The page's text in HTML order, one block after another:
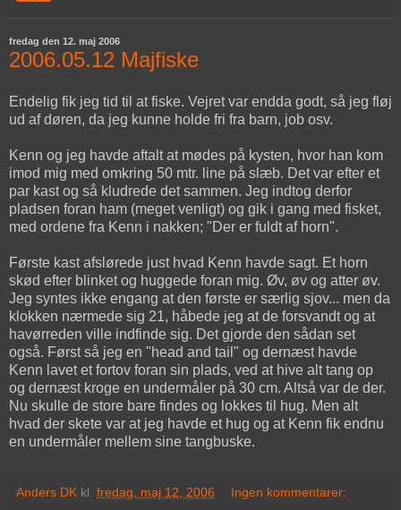
fredag den 12. maj 2006
2006.05.12 Majfiske
Endelig fik jeg tid til at fiske. Vejret var endda godt, så jeg fløj
ud af døren, da jeg kunne holde fri fra barn, job osv.
Kenn og jeg havde aftalt at mødes på kysten, hvor han kom
imod mig med omkring 50 mtr. line på slæb. Det var efter et
par kast og så kludrede det sammen. Jeg indtog derfor
pladsen foran ham (meget venligt) og gik i gang med fisket,
med ordene fra Kenn i nakken; "Der er fuldt af horn".
Første kast afslørede just hvad Kenn havde sagt. Et horn
skød efter blinket og huggede foran mig. Øv, øv og atter øv.
Jeg syntes ikke engang at den første er særlig sjov... men da
klokken nærmede sig 21, håbede jeg at de forsvandt og at
havørreden ville indfinde sig. Det gjorde den sådan set
også. Først så jeg en "head and tail" og dernæst havde
Kenn lavet et fortov foran sin plads, ved at hive alt tang op
og dernæst kroge en undermåler på 30 cm. Altså var de der.
Nu skulle de store bare findes og lokkes til hug. Men alt
hvad der skete var at jeg havde et hug og at Kenn fik endnu
en undermåler mellem sine tangbuske.
Anders DK kl. fredag, maj 12, 2006 Ingen kommentarer: